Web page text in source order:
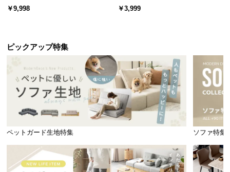
やさしく照らす間接照明
ード 木目/石目調 オープン収納・
引き出し収納付き
￥9,998
スチール 4段階高さ調節 サイドフ
ック オープンラック シンプル
￥3,999
ピックアップ特集
ペットガード生地特集 ソファ特集